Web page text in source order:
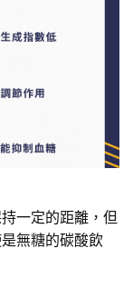
一定的距離，但
無糖的碳酸飲